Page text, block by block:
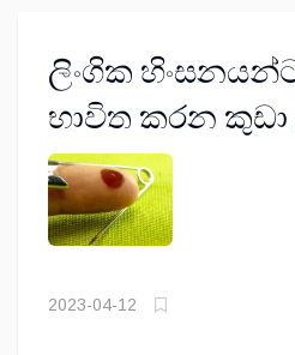
ලිංගික
භාවිත කරන
2023-04-12